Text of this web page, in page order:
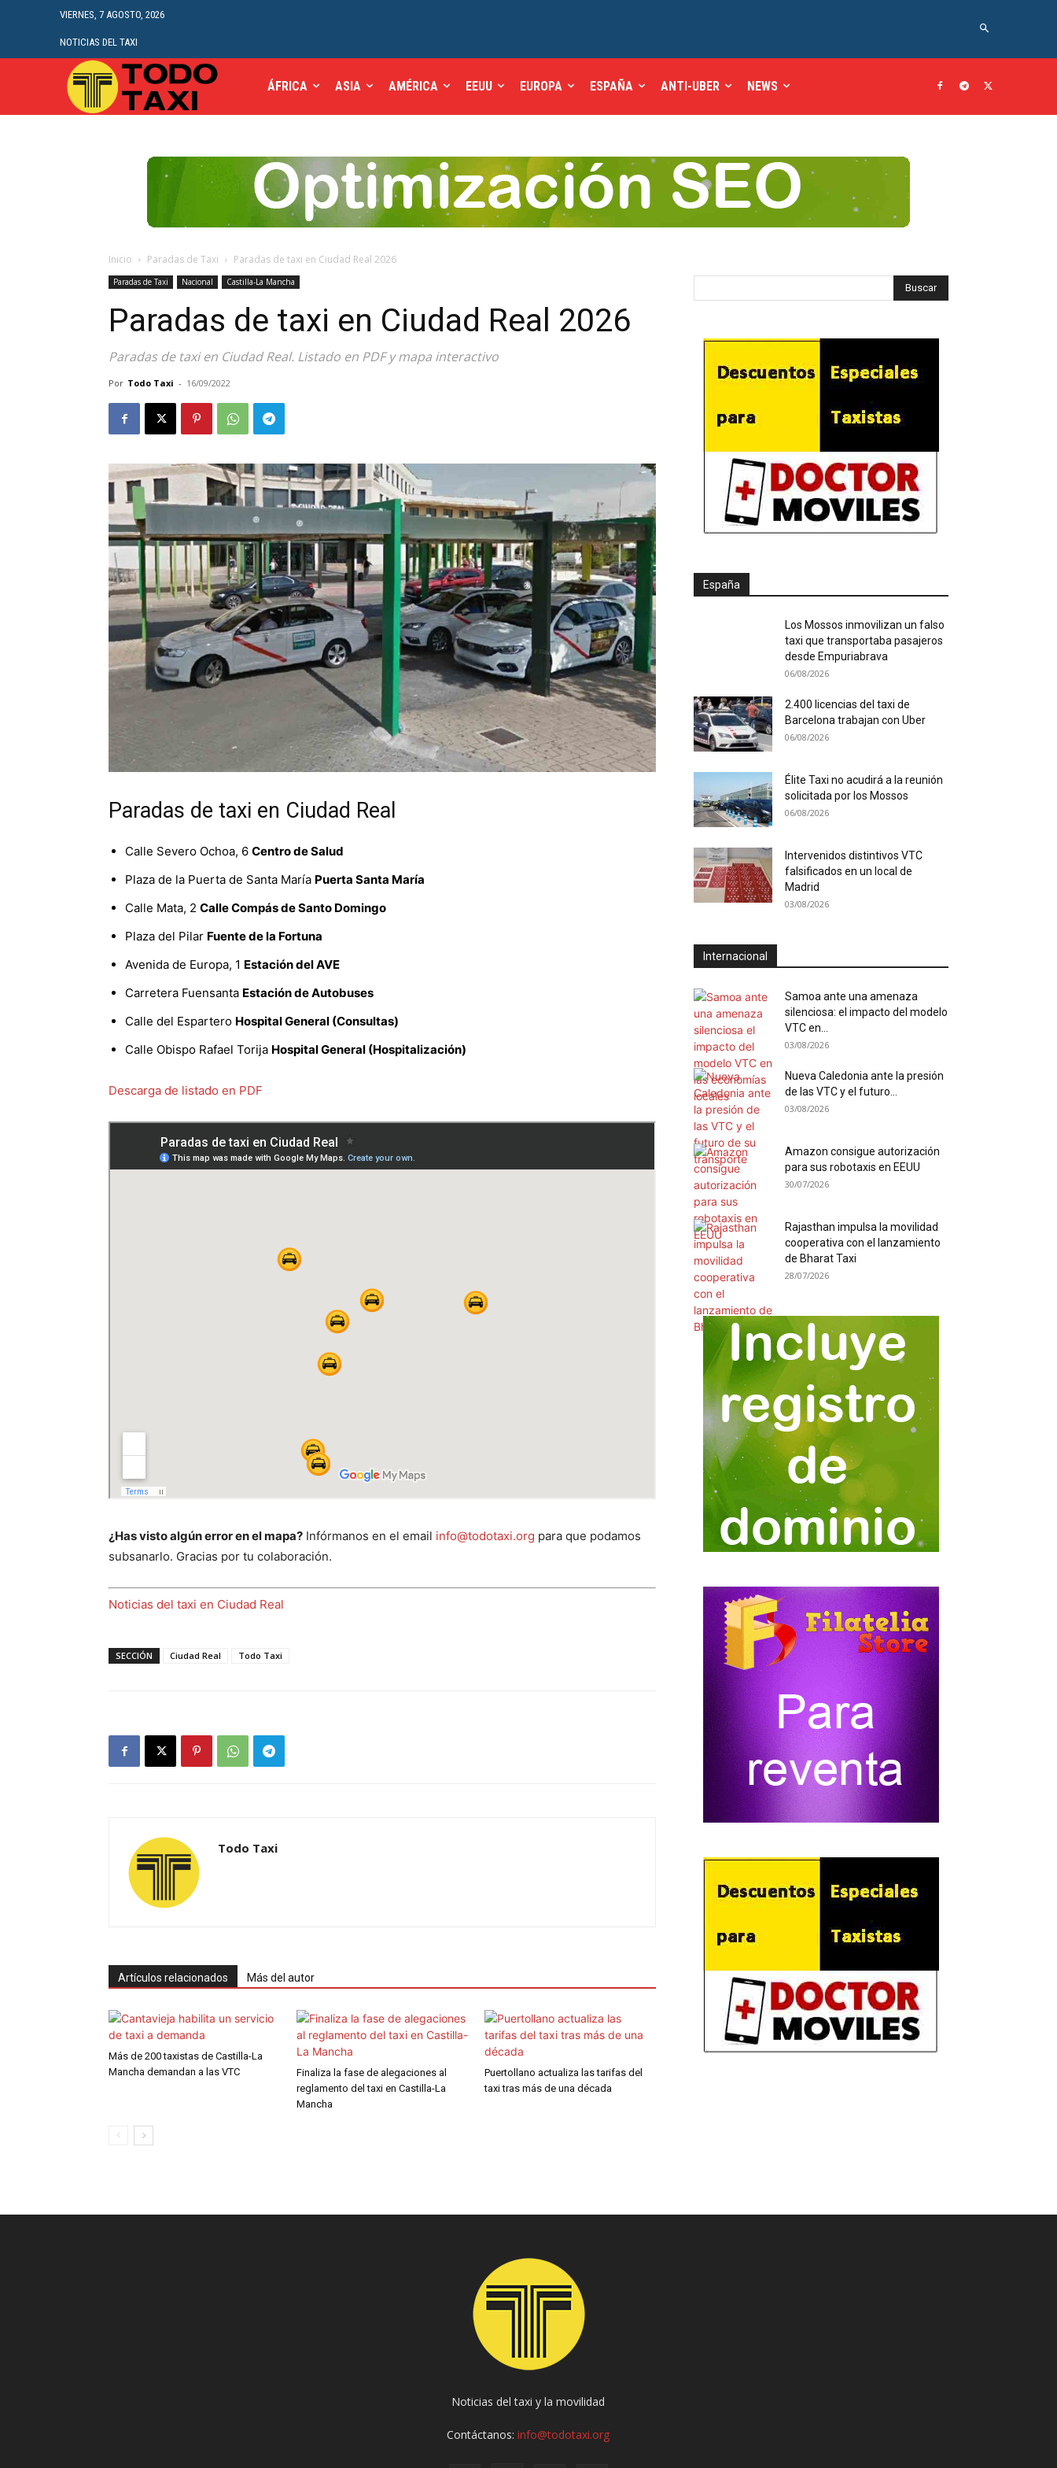
VIERNES, 7 AGOSTO, 2026
NOTICIAS DEL TAXI
ÁFRICA ASIA AMÉRICA EEUU EUROPA ESPAÑA ANTI-UBER NEWS
Inicio Paradas de Taxi Paradas de taxi en Ciudad Real 2026
Paradas de Taxi Nacional Castilla-La Mancha
Paradas de taxi en Ciudad Real 2026
Paradas de taxi en Ciudad Real. Listado en PDF y mapa interactivo
Por Todo Taxi - 16/09/2022
Paradas de taxi en Ciudad Real
Calle Severo Ochoa, 6 Centro de Salud
Plaza de la Puerta de Santa María Puerta Santa María
Calle Mata, 2 Calle Compás de Santo Domingo
Plaza del Pilar Fuente de la Fortuna
Avenida de Europa, 1 Estación del AVE
Carretera Fuensanta Estación de Autobuses
Calle del Espartero Hospital General (Consultas)
Calle Obispo Rafael Torija Hospital General (Hospitalización)
Descarga de listado en PDF
¿Has visto algún error en el mapa? Infórmanos en el email info@todotaxi.org para que podamos
subsanarlo. Gracias por tu colaboración.
Noticias del taxi en Ciudad Real
SECCIÓN Ciudad Real Todo Taxi
Todo Taxi
Artículos relacionados Más del autor
Más de 200 taxistas de Castilla-La
Mancha demandan a las VTC
Finaliza la fase de alegaciones al
reglamento del taxi en Castilla-La
Mancha
Puertollano actualiza las tarifas del
taxi tras más de una década
España
Los Mossos inmovilizan un falso
taxi que transportaba pasajeros
desde Empuriabrava
06/08/2026
2.400 licencias del taxi de
Barcelona trabajan con Uber
06/08/2026
Élite Taxi no acudirá a la reunión
solicitada por los Mossos
06/08/2026
Intervenidos distintivos VTC
falsificados en un local de
Madrid
03/08/2026
Internacional
Samoa ante una amenaza
silenciosa: el impacto del modelo
VTC en...
03/08/2026
Nueva Caledonia ante la presión
de las VTC y el futuro...
03/08/2026
Amazon consigue autorización
para sus robotaxis en EEUU
30/07/2026
Rajasthan impulsa la movilidad
cooperativa con el lanzamiento
de Bharat Taxi
28/07/2026
Noticias del taxi y la movilidad
Contáctanos:info@todotaxi.org